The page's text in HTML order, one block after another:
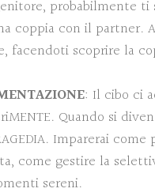
probabilmente ti
coppia con il partner.
facendoti scoprire la
: Il cibo ci
Quando si
Imparerai come
come gestire la
sereni.